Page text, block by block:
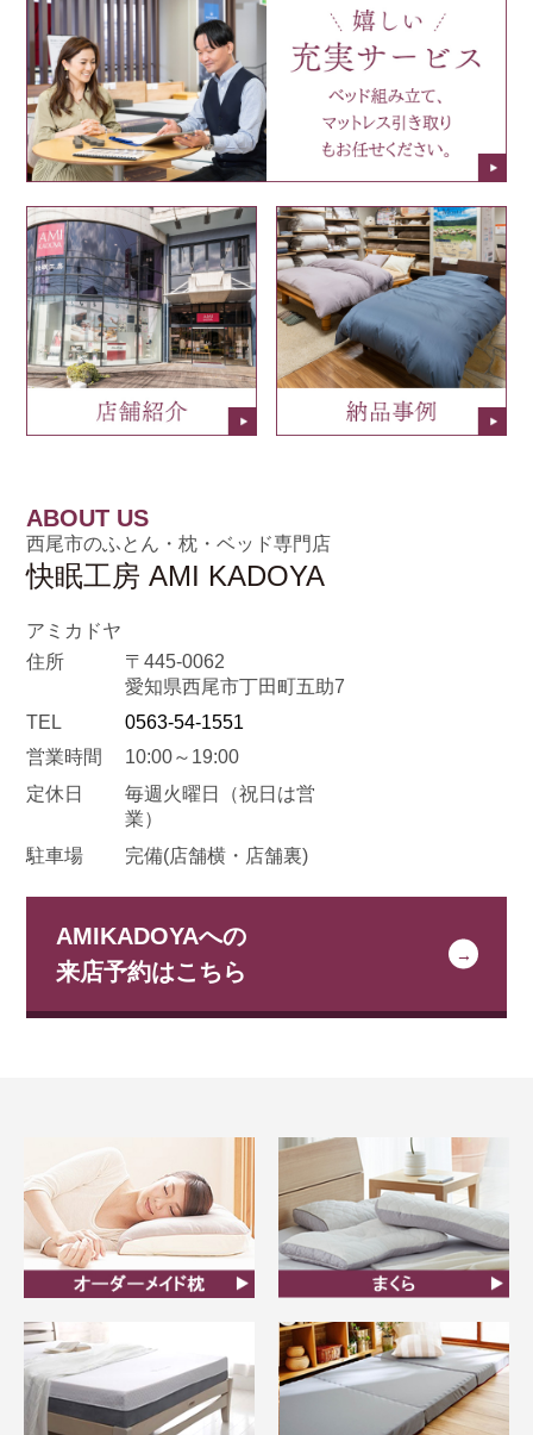
ABOUT US
西尾市のふとん・枕・ベッド専門店
快眠工房 AMI KADOYA
アミカドヤ
住所
〒445-0062
愛知県西尾市丁田町五助7
TEL
0563-54-1551
営業時間
10:00～19:00
定休日
毎週火曜日
（祝日は営
業）
駐車場
完備(店舗横・店舗裏)
AMIKADOYAへの
来店予約はこちら